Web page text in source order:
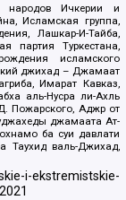
народов Ичкерии и
Исламская группа,
Лашкар-И-Тайба,
партия Туркестана,
исламского
джихад – Джамаат
Имарат Кавказ,
аль-Нусра ли-Ахль
Пожарского, Аджр от
джамаата Ат-
ба суи давлати
Таухид валь-Джихад,
i-ekstremistskie-